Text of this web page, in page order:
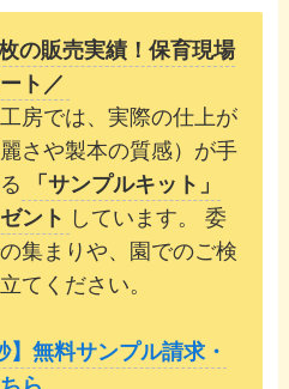
の販売実績！保育現場
ト／
房では、実際の仕上が
さや製本の質感）が手
「サンプルキット」
ント しています。 委
集まりや、園でのご検
てください。
】無料サンプル請求・